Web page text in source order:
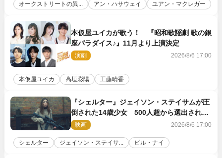
オークストリートの異... アン・ハサウェイ ユアン・マクレガー
本仮屋ユイカが歌う！ 『昭和歌謡劇 歌の銀
座パラダイス♪』11月より上演決定
演劇 2026/8/6 17:00
本仮屋ユイカ 高垣彩陽 工藤晴香
『シェルター』ジェイソン・ステイサムが圧
倒された14歳少女 500人超から選出された
新鋭ボディ・レイ・ブレスナックとは
映画 2026/8/6 17:00
シェルター ジェイソン・ステイサ... ビル・ナイ